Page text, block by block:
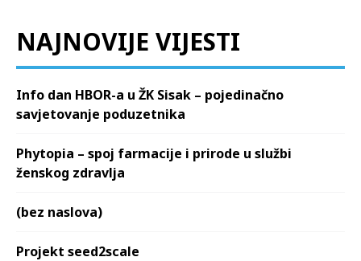
NAJNOVIJE VIJESTI
Info dan HBOR-a u ŽK Sisak – pojedinačno
savjetovanje poduzetnika
Phytopia – spoj farmacije i prirode u službi
ženskog zdravlja
(bez naslova)
Projekt seed2scale